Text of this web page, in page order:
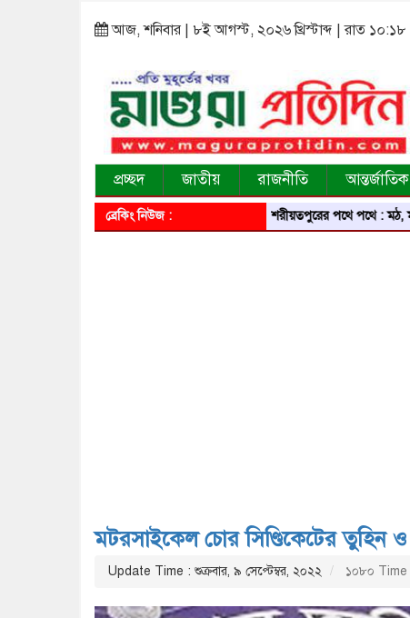
আজ, শনিবার | ৮ই আগস্ট, ২০২৬ খ্রিস্টাব্দ | রাত ১০:১৮
প্রচ্ছদ জাতীয় রাজনীতি আন্তর্জাতিক
ব্রেকিং নিউজ : শরীয়তপুরের পথে পথে : মঠ, মসজিদ,
মটরসাইকেল চোর সিণ্ডিকেটের তুহিন
Update Time : শুক্রবার, ৯ সেপ্টেম্বর, ২০২২ ১০৮০ Time